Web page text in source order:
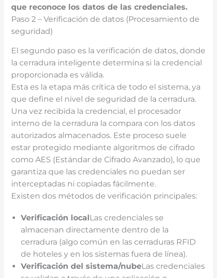
que reconoce los datos de las credenciales.
Paso 2 – Verificación de datos (Procesamiento de
seguridad)
El segundo paso es la verificación de datos, donde
la cerradura inteligente determina si la credencial
proporcionada es válida.
Esta es la etapa más crítica de todo el sistema, ya
que define el nivel de seguridad de la cerradura.
Una vez recibida la credencial, el procesador
interno de la cerradura la compara con los datos
autorizados almacenados. Este proceso suele
estar protegido mediante algoritmos de cifrado
como AES (Estándar de Cifrado Avanzado), lo que
garantiza que las credenciales no puedan ser
interceptadas ni copiadas fácilmente.
Existen dos métodos de verificación principales:
Verificación localLas credenciales se
almacenan directamente dentro de la
cerradura (algo común en las cerraduras RFID
de hoteles y en los sistemas fuera de línea).
Verificación del sistema/nubeLas credenciales